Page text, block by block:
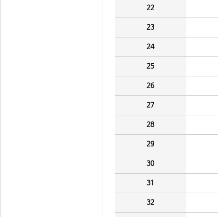
22
23
24
25
26
27
28
29
30
31
32